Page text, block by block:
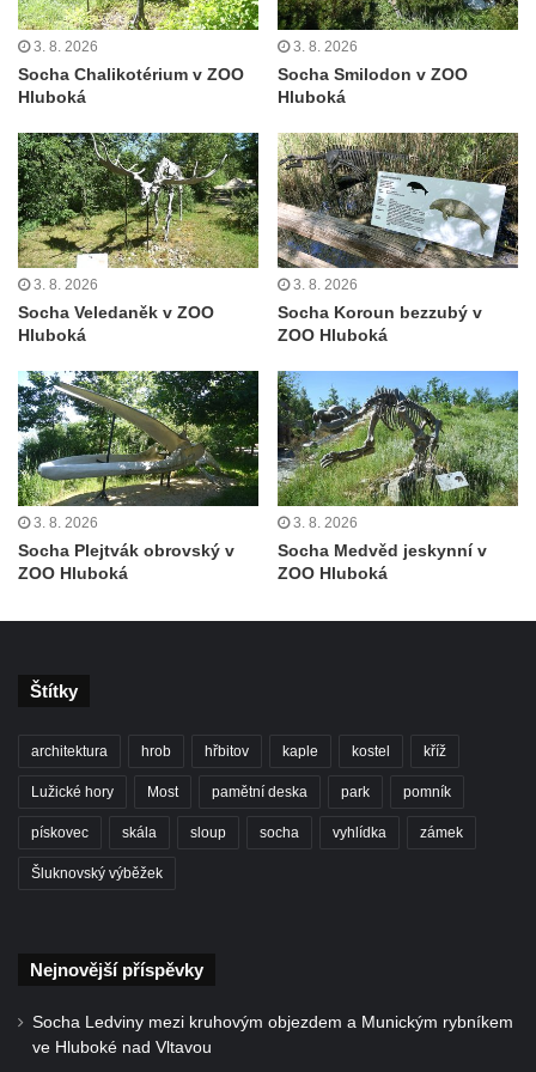
v Cítolibech
Socha svaté Barbory u zámku na Tyršově
náměstí v Cítolibech
Tyršově náměstí v Cítolibech
Socha svatého Linharta na Tyršově náměstí
v Cítolibech
Socha svatého Prokopa na Tyršově náměstí
v Cítolibech
Pomník statku Sochorových na Tyršově
náměstí v Cítolibech
Pamětní kámen rekonstrukce silnice Louny-
Ročov u kruhového objezdu na jihu Loun
Kameny v parku nemocnice v Lounech
Kamenná plastika 9 v parku nemocnice v
Lounech u pramene Luna II
Kamenná plastika 8 v parku nemocnice v
Kamenná plastika 7 v parku nemocnice v
Kamenná plastika 5 v parku nemocnice v
Lounech
Socha svatého Floriána v Údlicích
Kamenná plastika 4 v parku nemocnice v
Lounech
Lounech
3. 8. 2026
Socha Chalikotérium v ZOO
Hluboká
3. 8. 2026
Socha Smilodon v ZOO
Hluboká
3. 8. 2026
Socha Veledaněk v ZOO
Hluboká
3. 8. 2026
Socha Koroun bezzubý v
ZOO Hluboká
3. 8. 2026
Socha Plejtvák obrovský v
ZOO Hluboká
3. 8. 2026
Socha Medvěd jeskynní v
ZOO Hluboká
Štítky
architektura hrob hřbitov kaple kostel kříž
Lužické hory Most pamětní deska park pomník
pískovec skála sloup socha vyhlídka zámek
Šluknovský výběžek
Nejnovější příspěvky
Socha Ledviny mezi kruhovým objezdem a Munickým rybníkem
ve Hluboké nad Vltavou